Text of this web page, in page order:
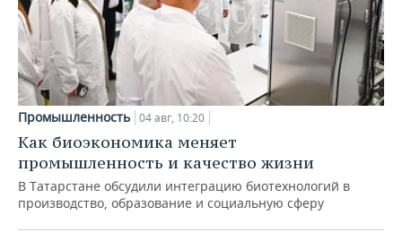
Промышленность 04 авг, 10:20
Как биоэкономика меняет
промышленность и качество жизни
В Татарстане обсудили интеграцию биотехнологий в
производство, образование и социальную сферу